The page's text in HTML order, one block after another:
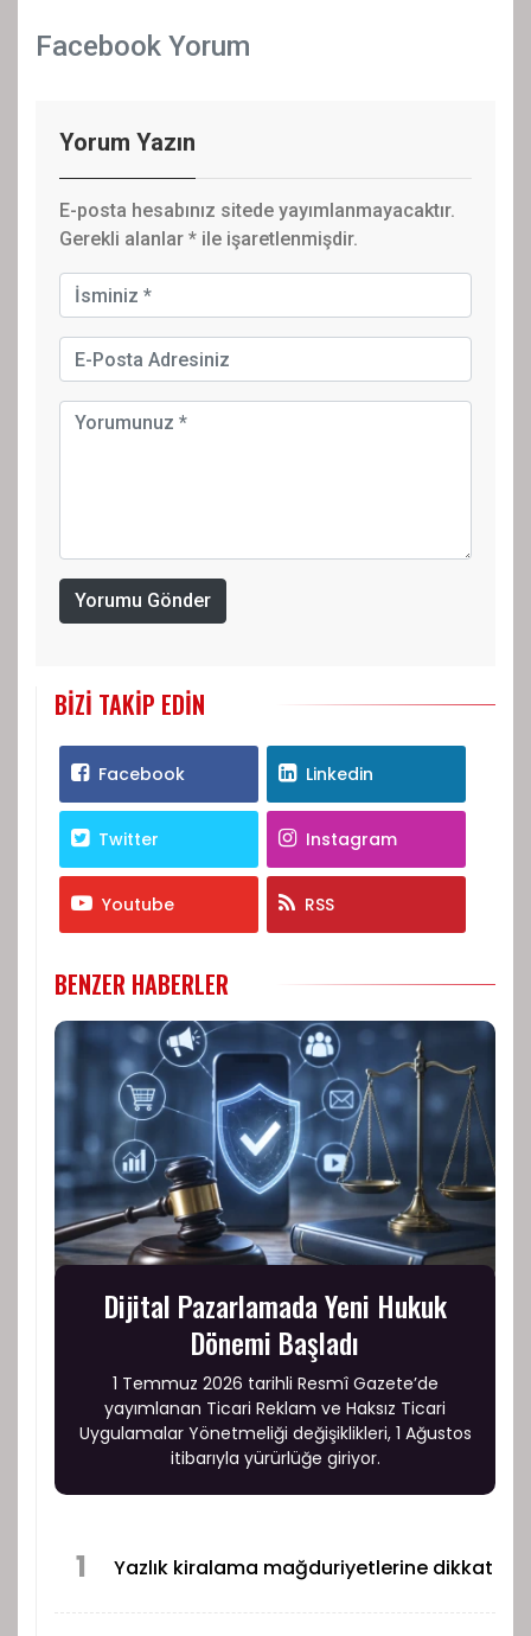
Facebook Yorum
Yorum Yazın
E-posta hesabınız sitede yayımlanmayacaktır.
Gerekli alanlar * ile işaretlenmişdir.
Yorumu Gönder
BIZI TAKIP EDIN
Facebook Linkedin
Twitter Instagram
Youtube RSS
BENZER HABERLER
Dijital Pazarlamada Yeni Hukuk
Dönemi Başladı
1 Temmuz 2026 tarihli Resmî Gazete’de
yayımlanan Ticari Reklam ve Haksız Ticari
Uygulamalar Yönetmeliği değişiklikleri, 1 Ağustos
itibarıyla yürürlüğe giriyor.
1 Yazlık kiralama mağduriyetlerine dikkat